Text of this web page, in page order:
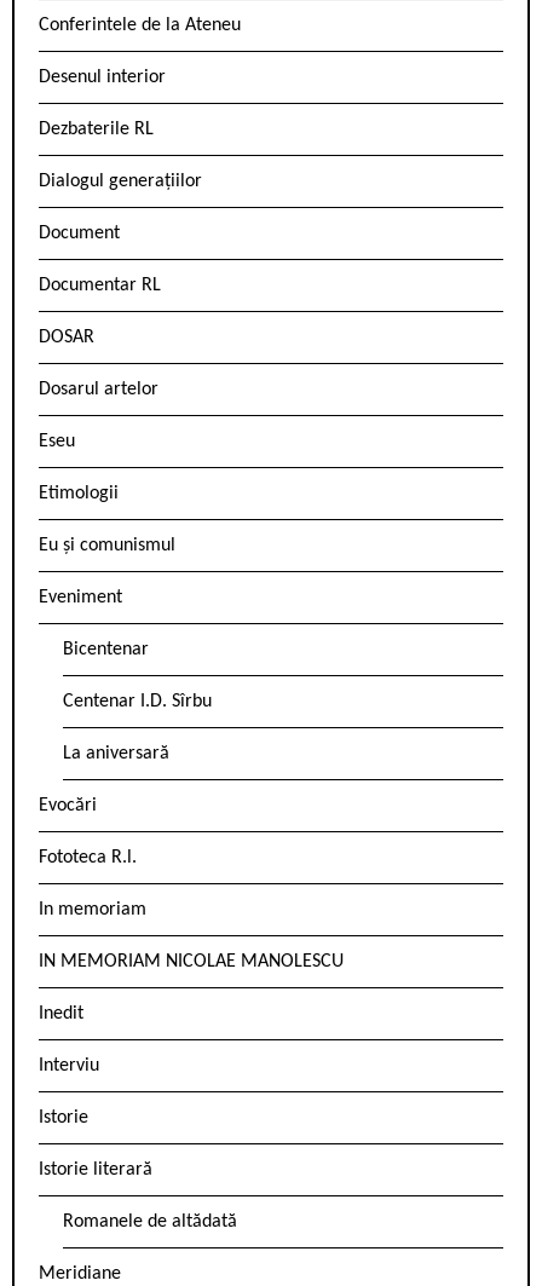
Conferintele de la Ateneu
Desenul interior
Dezbaterile RL
Dialogul generațiilor
Document
Documentar RL
DOSAR
Dosarul artelor
Eseu
Etimologii
Eu și comunismul
Eveniment
Bicentenar
Centenar I.D. Sîrbu
La aniversară
Evocări
Fototeca R.l.
In memoriam
IN MEMORIAM NICOLAE MANOLESCU
Inedit
Interviu
Istorie
Istorie literară
Romanele de altădată
Meridiane